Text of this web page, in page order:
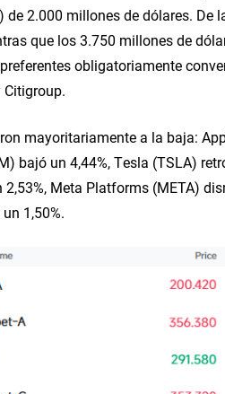
de 2.000 millones de dólares.
que los 3.750 millones de
obligatoriamente
Citigroup.
mayoritariamente a la baja:
bajó un 4,44%, Tesla (TSLA)
Meta Platforms (META)
1,50%.